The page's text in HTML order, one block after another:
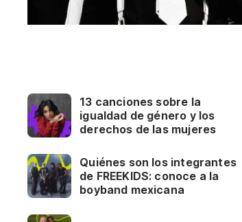
13 canciones sobre la
igualdad de género y los
derechos de las mujeres
Quiénes son los integrantes
de FREEKIDS: conoce a la
boyband mexicana